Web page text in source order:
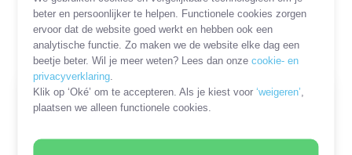
beter en persoonlijker te helpen. Functionele cookies zorgen
ervoor dat de website goed werkt en hebben ook een
analytische functie. Zo maken we de website elke dag een
beetje beter. Wil je meer weten? Lees dan onzecookie- en
privacyverklaring
Klik op ‘Oké’ om te accepteren. Als je kiest voor‘weigeren’
plaatsen we alleen functionele cookies.
2 PRODUCTEN
Filters SORTEER OP